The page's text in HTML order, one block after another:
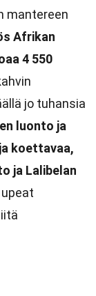
mantereen
Afrikan
4 550
jo tuhansia
luonto ja
koettavaa,
ja Lalibelan